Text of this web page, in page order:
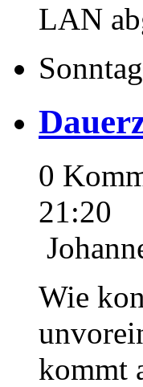
LAN
0
21:20
Wie